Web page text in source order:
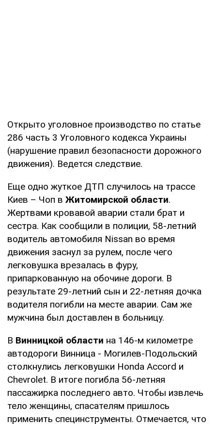
Открыто уголовное производство по статье
286 часть 3 Уголовного кодекса Украины
(нарушение правил безопасности дорожного
движения). Ведется следствие.
Еще одно жуткое ДТП случилось на трассе
Киев – Чоп в Житомирской области.
Жертвами кровавой аварии стали брат и
сестра. Как сообщили в полиции, 58-летний
водитель автомобиля Nissan во время
движения заснул за рулем, после чего
легковушка врезалась в фуру,
припаркованную на обочине дороги. В
результате 29-летний сын и 22-летняя дочка
водителя погибли на месте аварии. Сам же
мужчина был доставлен в больницу.
В Винницкой области на 146-м километре
автодороги Винница - Могилев-Подольский
столкнулись легковушки Honda Accord и
Chevrolet. В итоге погибла 56-летняя
пассажирка последнего авто. Чтобы извлечь
тело женщины, спасателям пришлось
применить специнструменты. Отмечается, что